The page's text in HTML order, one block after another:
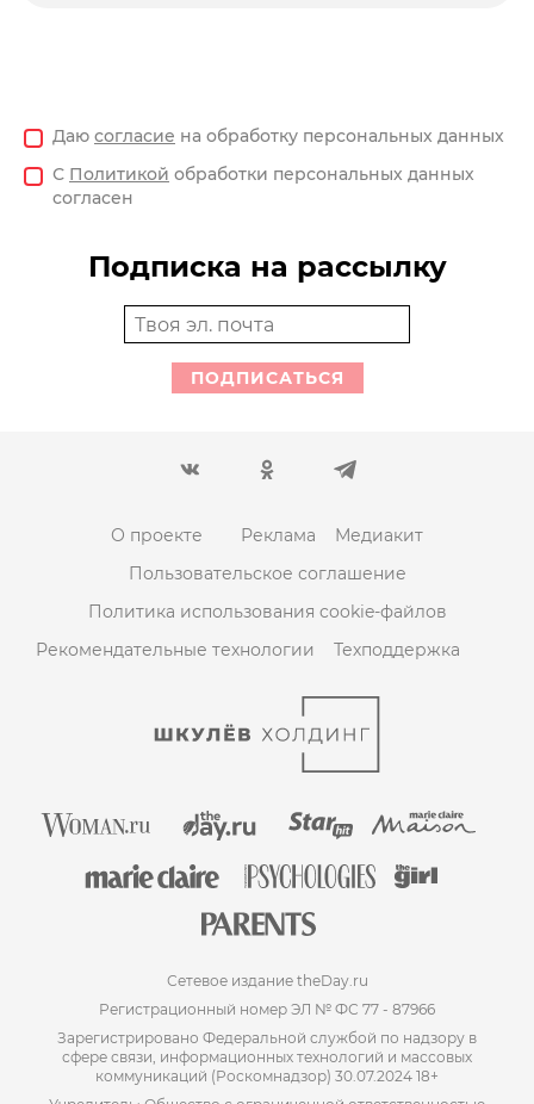
Даю согласие на обработку персональных данных
С Политикой обработки персональных данных
согласен
Подписка на рассылку
ПОДПИСАТЬСЯ
О проекте Реклама
Медиакит
Пользовательское соглашение
Политика использования cookie-файлов
Рекомендательные технологии
Техподдержка
Сетевое издание theDay.ru
Регистрационный номер ЭЛ № ФС 77 - 87966
Зарегистрировано Федеральной службой по надзору в
сфере связи, информационных технологий и массовых
коммуникаций (Роскомнадзор) 30.07.2024 18+